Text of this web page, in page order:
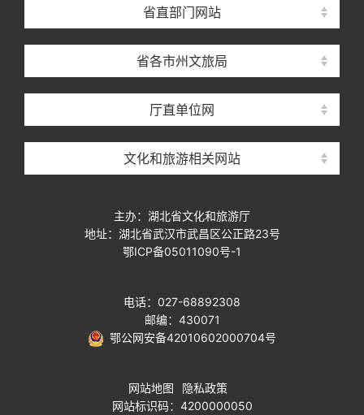
省直部门网站
省各市州文旅局
厅直单位网
文化和旅游相关网站
主办：湖北省文化和旅游厅
地址：湖北省武汉市武昌区公正路23号
鄂ICP备05011090号-1
电话：027-68892308
邮编：430071
鄂公网安备42010602000704号
网站地图
隐私政策
网站标识码：4200000050